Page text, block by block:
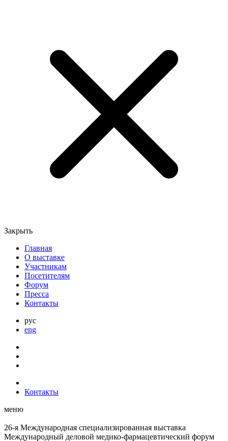
Закрыть
Главная
О выставке
Участникам
Посетителям
Форум
Пресса
Контакты
рус
eng
Контакты
меню
26-я Международная специализированная выставка
Международный деловой медико-фармацевтический форум